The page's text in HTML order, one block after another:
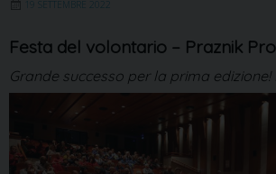
19 SETTEMBRE 2022
Festa del volontario – Praznik
Grande successo per la prima